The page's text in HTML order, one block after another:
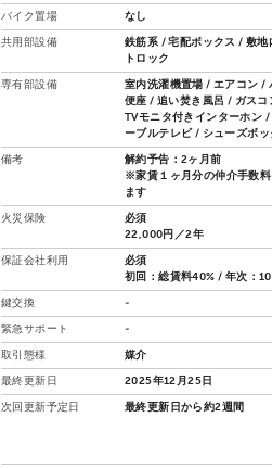
バイク置場 なし
共用部設備
鉄筋系 / 宅配ボックス / 敷
トロック
専有部設備
室内洗濯機置場 / エアコン /
便座 / 追い焚き風呂 / ガス
TVモニタ付きインターホン
ーブルテレビ / シューズボッ
備考
解約予告：2ヶ月前
※家賃１ヶ月分の仲介手数
ます
火災保険
必須
22,000円／2年
保証会社利用
必須
初回：総賃料40% / 年次：
鍵交換 -
緊急サポート -
取引態様 媒介
最終更新日 2025年12月25日
次回更新予定日 最終更新日から約2週間